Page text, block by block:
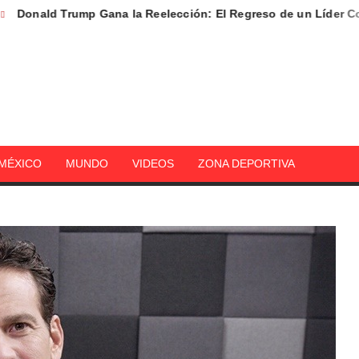
Trump Gana la Reelección: El Regreso de un Líder
MUNDO VIDEOS ZONA DEPORTIVA